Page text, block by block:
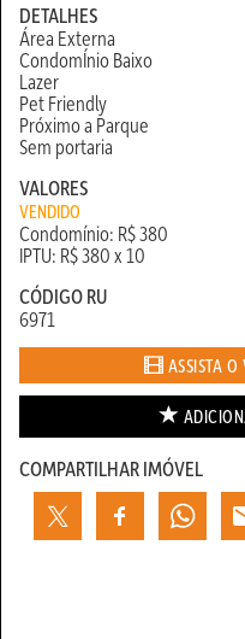
DETALHES
Área Externa
CondomÍnio Baixo
Lazer
Pet Friendly
Próximo a Parque
Sem portaria
VALORES
VENDIDO
Condomínio: R$ 380
IPTU: R$ 380 x 10
CÓDIGO RU
6971
ASSISTA
COMPARTILHAR IMÓVEL